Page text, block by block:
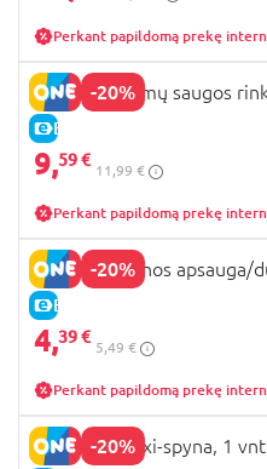
Perkant papildomą prekę
-20%
E-KAINA
BRITTON Namų saugos
9,59 €
11,99 €
Perkant papildomą prekę
-20%
E-KAINA
BRITTON sienos apsauga/
4,39 €
5,49 €
Perkant papildomą prekę
-20%
BRITTON Flexi-spyna, 1